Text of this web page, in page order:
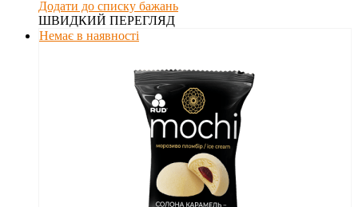
Додати до списку бажань
ШВИДКИЙ ПЕРЕГЛЯД
Немає в наявності